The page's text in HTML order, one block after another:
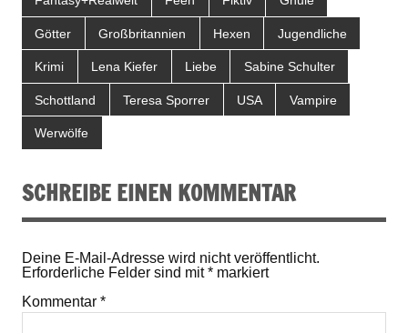
Götter Großbritannien Hexen Jugendliche
Krimi Lena Kiefer Liebe Sabine Schulter
Schottland Teresa Sporrer USA Vampire
Werwölfe
SCHREIBE EINEN KOMMENTAR
Deine E-Mail-Adresse wird nicht veröffentlicht.
Erforderliche Felder sind mit* markiert
Kommentar *